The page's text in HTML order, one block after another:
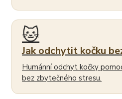
🐱
Jak odchytit kočku
Humánní odchyt kočky
bez zbytečného stresu.